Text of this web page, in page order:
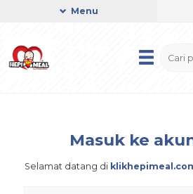
Menu
Masuk ke
Selamat datang di